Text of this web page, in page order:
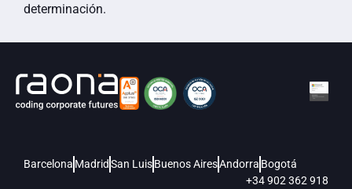
determinación.
Barcelona MadridSan LuisBuenos AiresAndorra Bogotá
+34 902 362 918